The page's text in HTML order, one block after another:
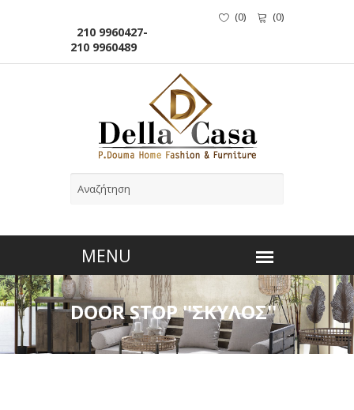
210 9960427-
210 9960489
(0) (0)
DOOR STOP ''ΣΚΥΛΟΣ''